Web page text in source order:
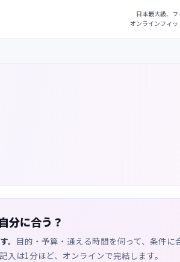
分に合う？
。 目的・予算・通える時間を伺って、条件に
は1分ほど、オンラインで完結します。